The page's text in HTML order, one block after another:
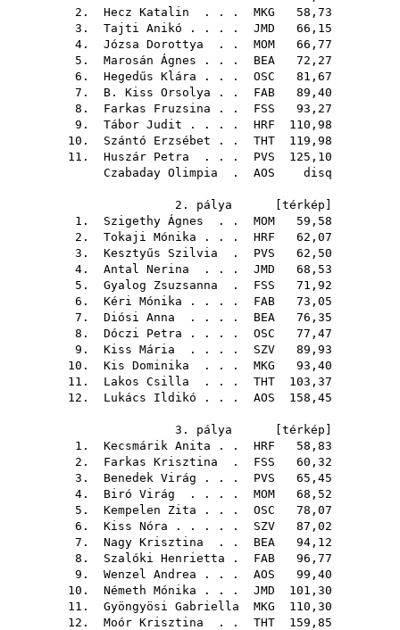
2. Hecz Katalin . . . MKG 58,73
3. Tajti Anikó . . . . JMD 66,15
4. Józsa Dorottya . . MOM 66,77
5. Marosán Ágnes . . . BEA 72,27
6. Hegedűs Klára . . . OSC 81,67
7. B. Kiss Orsolya . . FAB 89,40
8. Farkas Fruzsina . . FSS 93,27
9. Tábor Judit . . . . HRF 110,98
10. Szántó Erzsébet . . THT 119,98
11. Huszár Petra . . . PVS 125,10
Czabaday Olimpia . AOS disq
2. pálya [ térkép
1. Szigethy Ágnes . . MOM 59,58
2. Tokaji Mónika . . . HRF 62,07
3. Kesztyűs Szilvia . PVS 62,50
4. Antal Nerina . . . JMD 68,53
5. Gyalog Zsuzsanna . FSS 71,92
6. Kéri Mónika . . . . FAB 73,05
7. Diósi Anna . . . . BEA 76,35
8. Dóczi Petra . . . . OSC 77,47
9. Kiss Mária . . . . SZV 89,93
10. Kis Dominika . . . MKG 93,40
11. Lakos Csilla . . . THT 103,37
12. Lukács Ildikó . . . AOS 158,45
3. pálya [ térkép
1. Kecsmárik Anita . . HRF 58,83
2. Farkas Krisztina . FSS 60,32
3. Benedek Virág . . . PVS 65,45
4. Biró Virág . . . . MOM 68,52
5. Kempelen Zita . . . OSC 78,07
6. Kiss Nóra . . . . . SZV 87,02
7. Nagy Krisztina . . BEA 94,12
8. Szalóki Henrietta . FAB 96,77
9. Wenzel Andrea . . . AOS 99,40
10. Németh Mónika . . . JMD 101,30
11. Gyöngyösi Gabriella MKG 110,30
12. Moór Krisztina . . THT 159,85